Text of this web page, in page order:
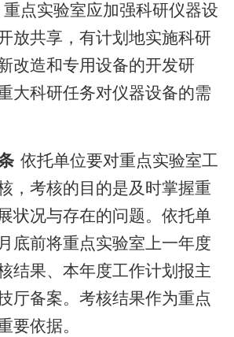
重点实验室应加强科研仪器设
放共享，有计划地实施科研
改造和专用设备的开发研
大科研任务对仪器设备的需
依托单位要对重点实验室工
，考核的目的是及时掌握重
状况与存在的问题。依托单
底前将重点实验室上一年度
结果、本年度工作计划报主
厅备案。考核结果作为重点
要依据。